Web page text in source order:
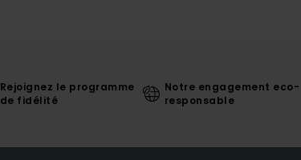
Rejoignez le programme
de fidélité
Notre engagement eco-
responsable